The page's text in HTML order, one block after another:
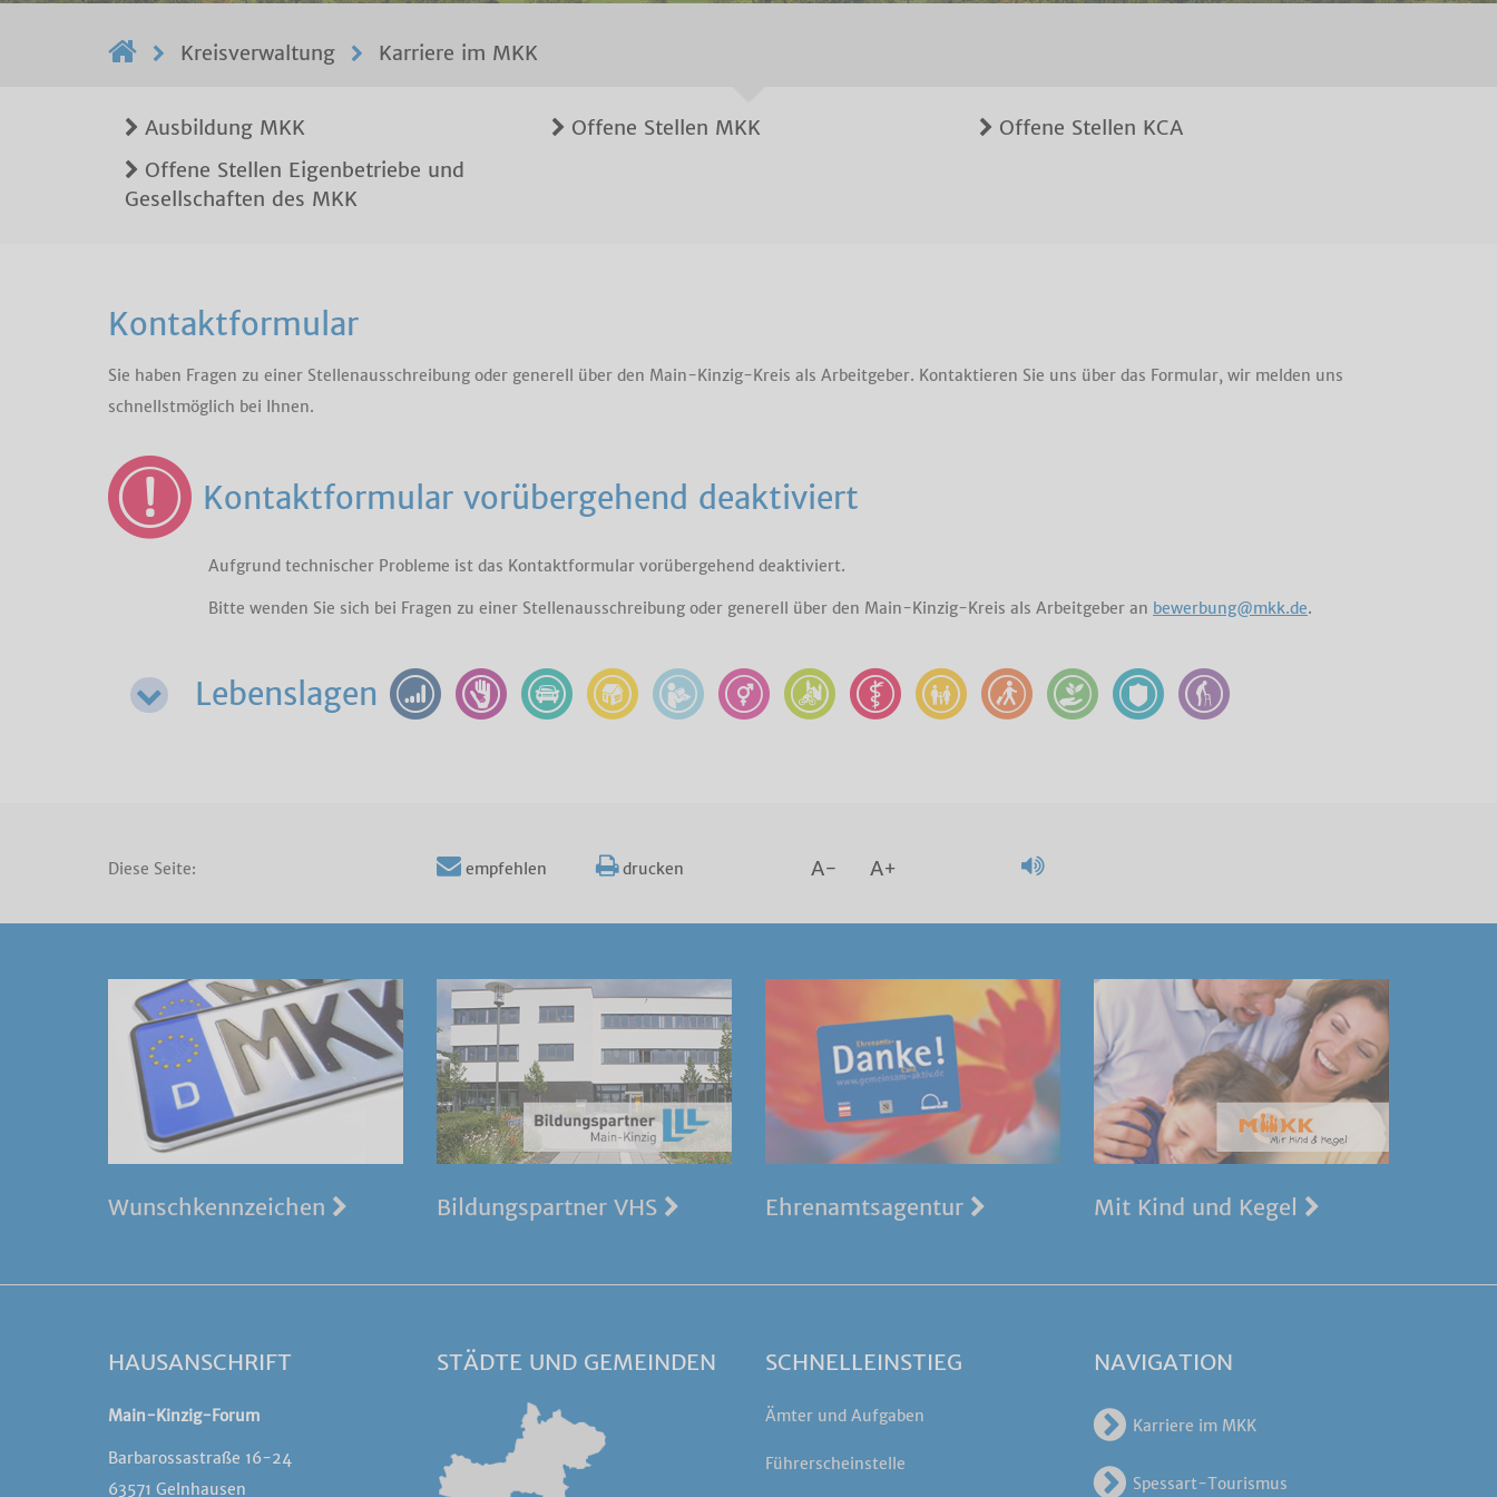
Kreisverwaltung Karriere im MKK
Ausbildung MKK Offene Stellen MKK
Offene Stellen KCA
Offene Stellen Eigenbetriebe und
Gesellschaften des MKK
Kontaktformular
Sie haben Fragen zu einer Stellenausschreibung oder generell über den Main-Kinzig-Kreis als Arbeitgeber. Kontaktieren Sie uns über das Formular, wir melden uns
schnellstmöglich bei Ihnen.
Kontaktformular vorübergehend deaktiviert
Aufgrund technischer Probleme ist das Kontaktformular vorübergehend deaktiviert.
Bitte wenden Sie sich bei Fragen zu einer Stellenausschreibung oder generell über den Main-Kinzig-Kreis als Arbeitgeber an bewerbung@mkk.de.
Lebenslagen
Diese Seite: empfehlen drucken A- A+
Wunschkennzeichen Bildungspartner VHS Ehrenamtsagentur Mit Kind und Kegel
HAUSANSCHRIFT
Main-Kinzig-Forum
Barbarossastraße 16-24
63571 Gelnhausen
STÄDTE UND GEMEINDEN SCHNELLEINSTIEG
Ämter und Aufgaben
Führerscheinstelle
NAVIGATION
Karriere im MKK
Spessart-Tourismus